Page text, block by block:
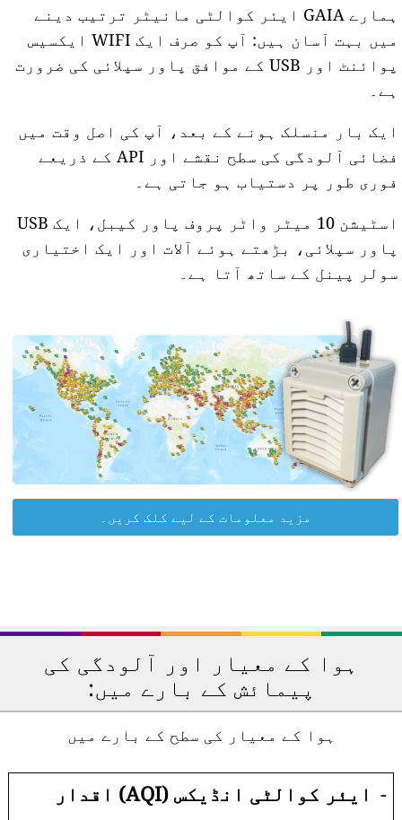
ہمارے GAIA ایئر کوالٹی مانیٹر ترتیب دینے
میں بہت آسان ہیں: آپ کو صرف ایک WIFI ایکسیس
پوائنٹ اور USB کے موافق پاور سپلائی کی ضرورت
ہے۔
ایک بار منسلک ہونے کے بعد، آپ کی اصل وقت میں
فضائی آلودگی کی سطح نقشے اور API کے ذریعے
فوری طور پر دستیاب ہو جاتی ہے۔
اسٹیشن 10 میٹر واٹر پروف پاور کیبل، ایک USB
پاور سپلائی، بڑھتے ہوئے آلات اور ایک اختیاری
سولر پینل کے ساتھ آتا ہے۔
مزید معلومات کے لیے کلک کریں۔
ہوا کے معیار اور آلودگی کی
پیمائش کے بارے میں:
ہوا کے معیار کی سطح کے بارے میں
- ایئر کوالٹی انڈیکس (AQI) اقدار